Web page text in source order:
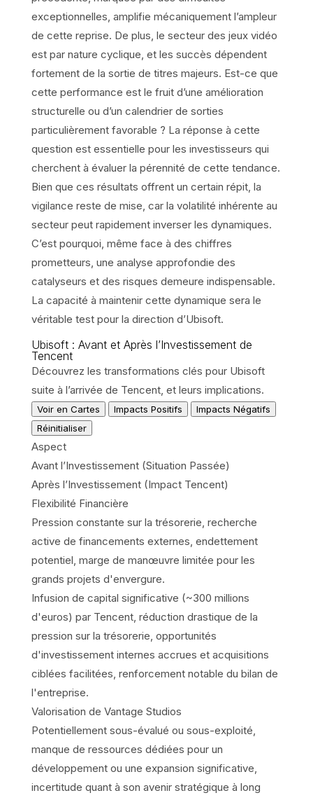
exceptionnelles, amplifie mécaniquement l’ampleur
de cette reprise. De plus, le secteur des jeux vidéo
est par nature cyclique, et les succès dépendent
fortement de la sortie de titres majeurs. Est-ce que
cette performance est le fruit d’une amélioration
structurelle ou d’un calendrier de sorties
particulièrement favorable ? La réponse à cette
question est essentielle pour les investisseurs qui
cherchent à évaluer la pérennité de cette tendance.
Bien que ces résultats offrent un certain répit, la
vigilance reste de mise, car la volatilité inhérente au
secteur peut rapidement inverser les dynamiques.
C’est pourquoi, même face à des chiffres
prometteurs, une analyse approfondie des
catalyseurs et des risques demeure indispensable.
La capacité à maintenir cette dynamique sera le
véritable test pour la direction d’Ubisoft.
Ubisoft : Avant et Après l’Investissement de
Tencent
Découvrez les transformations clés pour Ubisoft
suite à l’arrivée de Tencent, et leurs implications.
Voir en Cartes Impacts Positifs
Impacts Négatifs
Réinitialiser
Aspect
Avant l’Investissement (Situation Passée)
Après l’Investissement (Impact Tencent)
Flexibilité Financière
Pression constante sur la trésorerie, recherche
active de financements externes, endettement
potentiel, marge de manœuvre limitée pour les
grands projets d'envergure.
Infusion de capital significative (~300 millions
d'euros) par Tencent, réduction drastique de la
pression sur la trésorerie, opportunités
d'investissement internes accrues et acquisitions
ciblées facilitées, renforcement notable du bilan de
l'entreprise.
Valorisation de Vantage Studios
Potentiellement sous-évalué ou sous-exploité,
manque de ressources dédiées pour un
développement ou une expansion significative,
incertitude quant à son avenir stratégique à long